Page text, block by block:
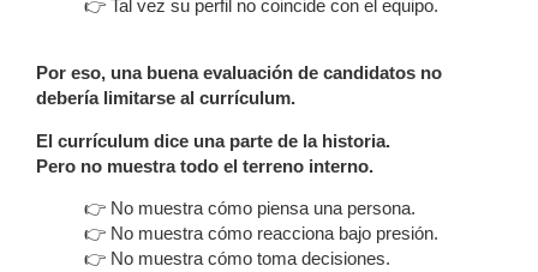
👉 Tal vez su perfil no coincide con el equipo.
Por eso, una buena evaluación de candidatos no
debería limitarse al currículum.
El currículum dice una parte de la historia.
Pero no muestra todo el terreno interno.
👉 No muestra cómo piensa una persona.
👉 No muestra cómo reacciona bajo presión.
👉 No muestra cómo toma decisiones.